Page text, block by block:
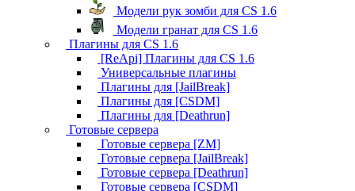
Модели рук зомби для CS 1.6
Модели гранат для CS 1.6
Плагины для CS 1.6
[ReApi] Плагины для CS 1.6
Универсальные плагины
Плагины для [JailBreak]
Плагины для [CSDM]
Плагины для [Deathrun]
Готовые сервера
Готовые сервера [ZM]
Готовые сервера [JailBreak]
Готовые сервера [Deathrun]
Готовые сервера [CSDM]